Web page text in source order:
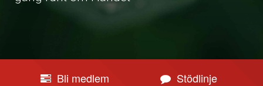
Bli medlem
Stödlinje